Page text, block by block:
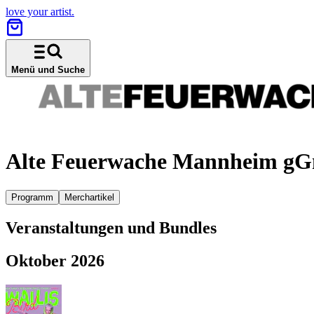
love your artist.
Menü und Suche
Alte Feuerwache Mannheim
Programm Merchartikel
Veranstaltungen und Bundles
Oktober 2026